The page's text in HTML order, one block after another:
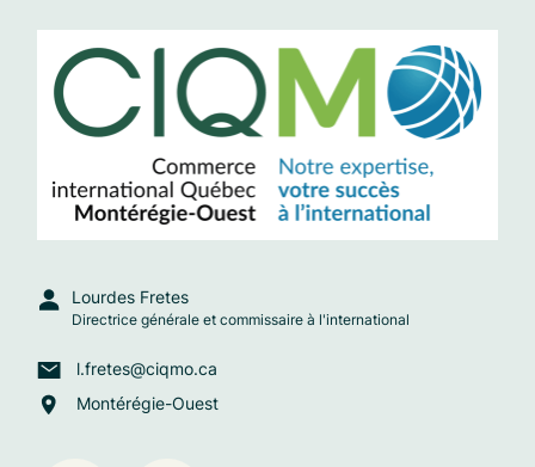
Lourdes Fretes
Directrice générale et commissaire à l'international
l.fretes@ciqmo.ca
Montérégie-Ouest